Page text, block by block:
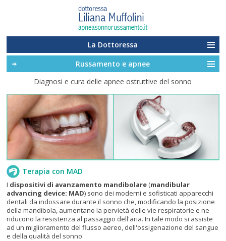
La Dottoressa
Russamento e apnee
Diagnosi e cura delle apnee ostruttive del sonno
Terapia con MAD
I dispositivi di avanzamento mandibolare (mandibular
advancing device: MAD) sono dei moderni e sofisticati apparecchi
dentali da indossare durante il sonno che, modificando la posizione
della mandibola, aumentano la pervietà delle vie respiratorie e ne
riducono la resistenza al passaggio dell'aria. In tale modo si assiste
ad un miglioramento del flusso aereo, dell'ossigenazione del sangue
e della qualità del sonno.